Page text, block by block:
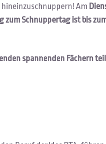
Am
zum Schnuppertag ist bis
spannenden Fächern